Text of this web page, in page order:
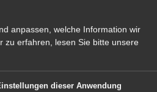
Baubürgermeister
durchgeführten
in der
und erläutert und
„Stadtoval“ vor
anpassen, welche Information wir
zu erfahren, lesen Sie bitte unsere
dieser Anwendung